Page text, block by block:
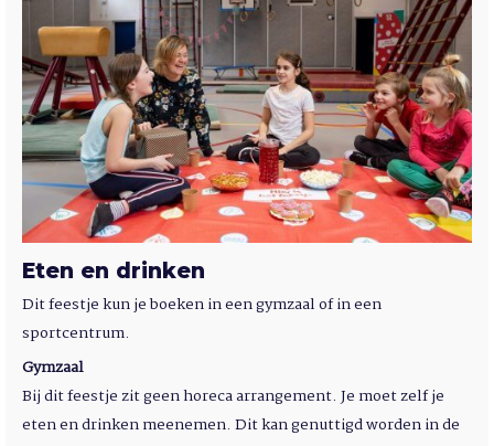
Eten en drinken
Dit feestje kun je boeken in een gymzaal of in een
sportcentrum.
Gymzaal
Bij dit feestje zit geen horeca arrangement. Je moet zelf je
eten en drinken meenemen. Dit kan genuttigd worden in de